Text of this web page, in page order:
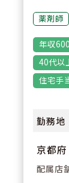
担
を
薬剤師
年収
40代以
住宅手
勤務地
京都
配属店